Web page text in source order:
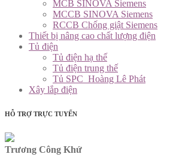
MCB SINOVA Siemens
MCCB SINOVA Siemens
RCCB Chống giật Siemens
Thiết bị nâng cao chất lượng điện
Tủ điện
Tủ điện hạ thế
Tủ điện trung thế
Tủ SPC_Hoàng Lê Phát
Xây lắp điện
HỖ TRỢ TRỰC TUYẾN
Trương Công Khứ